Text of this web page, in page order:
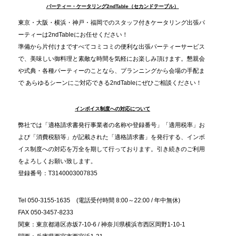
TBS「Nスタ」で、2ndTable「1DISH」が紹介され
2025.11.21
プレスリリースのご案内｜忘年会は“移動時間ゼロ
分”の時代へ。法人注文が前年比5倍に伸びた「宅配
オードブル」が提案する、新しい乾杯文化
プレスリリースのご案内｜職場で完結する“忘年会・
納会ケータリング”が人気。幹事負担を軽減し、社内
コミュニケーションを促進
パーティー・ケータリング2ndTable（セカンドテーブル）
東京・大阪・横浜・神戸・福岡でのスタッフ付きケータリング出張パ
ーティーは2ndTableにお任せください！
準備から片付けまですべてコミコミの便利な出張パーティーサービス
で、美味しい御料理と素敵な時間を気軽にお楽しみ頂けます。懇親会
や式典・各種パーティーのことなら、プランニングから会場の手配ま
で あらゆるシーンにご対応できる2ndTableにぜひご相談ください！
インボイス制度への対応について
弊社では「適格請求書発行事業者の名称や登録番号」「適用税率」お
よび「消費税額等」が記載された「適格請求書」を発行する、インボ
イス制度への対応を万全を期して行っております。引き続きのご利用
をよろしくお願い致します。
登録番号：T3140003007835
Tel 050-3155-1635 (電話受付時間 8:00～22:00 / 年中無休)
FAX 050-3457-8233
関東：東京都港区赤坂7-10-6 / 神奈川県横浜市西区岡野1-10-1